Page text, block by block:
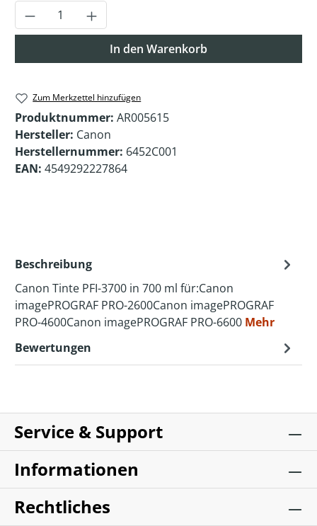
Produkt Anzahl: Gib den gewünschten
In den Warenkorb
Zum Merkzettel hinzufügen
Produktnummer: AR005615
Hersteller: Canon
Herstellernummer: 6452C001
EAN: 4549292227864
Beschreibung
Canon Tinte PFI-3700 in 700 ml für:Canon
imagePROGRAF PRO-2600Canon imagePROGRAF
PRO-4600Canon imagePROGRAF PRO-6600 Mehr
Bewertungen
Service & Support
Informationen
Rechtliches